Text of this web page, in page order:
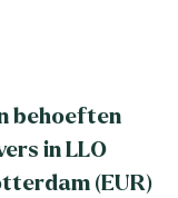
behoeften
in LLO
(EUR)